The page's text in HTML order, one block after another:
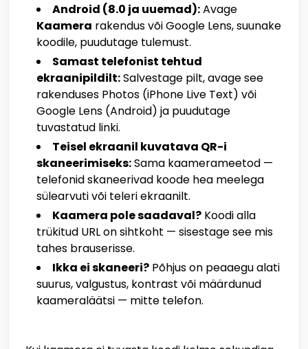
Android (8.0 ja uuemad):Avage
Kaamera rakendus või Google Lens, suunake
koodile, puudutage tulemust.
Samast telefonist tehtud
ekraanipildilt:Salvestage pilt, avage see
rakenduses Photos (iPhone Live Text) või
Google Lens (Android) ja puudutage
tuvastatud linki.
Teisel ekraanil kuvatava QR-i
skaneerimiseks:Sama kaamerameetod —
telefonid skaneerivad koode hea meelega
sülearvuti või teleri ekraanilt.
Kaamera pole saadaval? Koodi alla
trükitud URL on sihtkoht — sisestage see mis
tahes brauserisse.
Ikka ei skaneeri? Põhjus on peaaegu alati
suurus, valgustus, kontrast või määrdunud
kaameraläätsi — mitte telefon.